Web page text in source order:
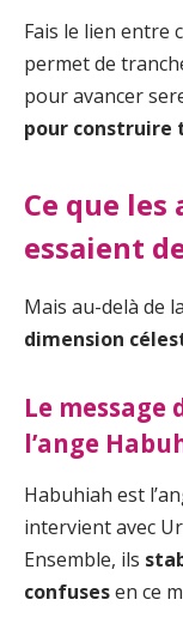
Fais le lien entre
permet de
pour avancer
pour construire
Ce que
essaient
Mais au-delà de
dimension
Le message
l’ange
Habuhiah est
intervient avec
Ensemble, ils
confusesen ce